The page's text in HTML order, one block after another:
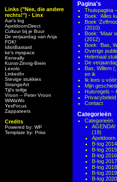
Links ("Nee, die andere
rechts!") - Linx
Aar’s log
ApeldoornDirect
Cultuur bij je Buur
De verjaardag van Anja
FOK!
IdiotBastard
ke's myspace
Keneally
Kunst-Zinnig-Brein
Lexolo
LinkedIn
Stevige stukkies
StrangeArt
Tijl’s teiltje
Vroon – Peter Vroon
WiWaWo
YesFocus
Zappateers
Credits
Powered by: WP
Template by: Priss
Pagina's
Thuispagina
Boek: ‘Alles
Boek
(2010)
Boek: ‘Maar
(2012)
Boek: ‘Bas,
Overige
Helemaal stuk
De
Bas, Willem
en ik
Ik lees u vóór!
Mijn
Huisregels –
Privacybeleid
Contact
Categorieën
Categorieën
AGENDA!
(19)
Apeldoorn
B-log 2014
B-log 2015
B-log 2016
B-log 2017
B-log 2018
B-log 2019
B-log 2020